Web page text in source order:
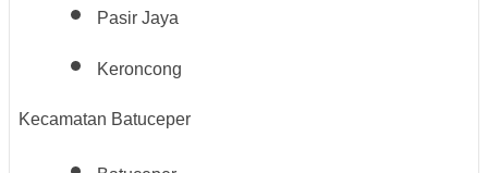
Pasir Jaya
Keroncong
Kecamatan Batuceper